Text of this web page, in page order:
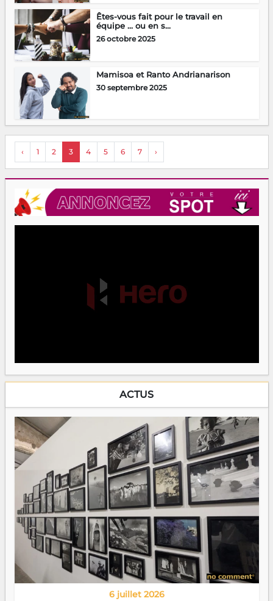
Êtes-vous fait pour le travail en
équipe … ou en s...
26 octobre 2025
Mamisoa et Ranto Andrianarison
30 septembre 2025
‹ 1 2 3 4 5 6 7 ›
ACTUS
6 juillet 2026